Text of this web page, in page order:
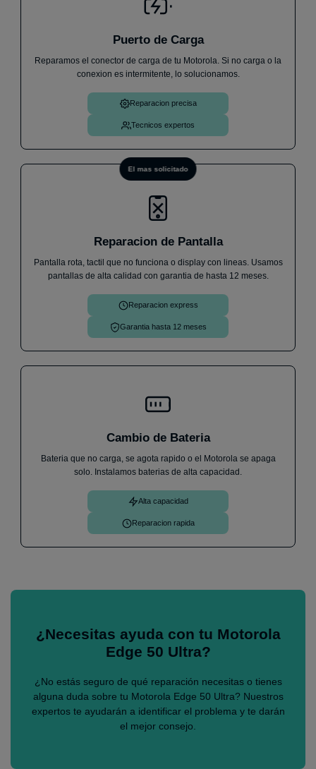
★★
He llevado mi móvil un Samsung A33 ya que no me
y en menos de 1h me lo has cambiado y ya
funciona perfectamente. Sin dudas cuando me pase
algo, volveré.
Puerto de Carga
Reparamos el conector de carga de tu Motorola. Si no carga o la
conexion es intermitente, lo solucionamos.
Reparacion precisa
Tecnicos expertos
El mas solicitado
Reparacion de Pantalla
Pantalla rota, tactil que no funciona o display con lineas. Usamos
pantallas de alta calidad con garantia de hasta 12 meses.
Reparacion express
Garantia hasta 12 meses
Cambio de Bateria
Bateria que no carga, se agota rapido o el Motorola se apaga
solo. Instalamos baterias de alta capacidad.
Alta capacidad
Reparacion rapida
¿Necesitas ayuda con tu Motorola
Edge 50 Ultra?
¿No estás seguro de qué reparación necesitas o tienes
alguna duda sobre tu Motorola Edge 50 Ultra? Nuestros
expertos te ayudarán a identificar el problema y te darán
el mejor consejo.